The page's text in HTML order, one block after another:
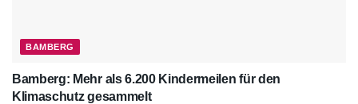
BAMBERG
Bamberg: Mehr als 6.200 Kindermeilen für den
Klimaschutz gesammelt